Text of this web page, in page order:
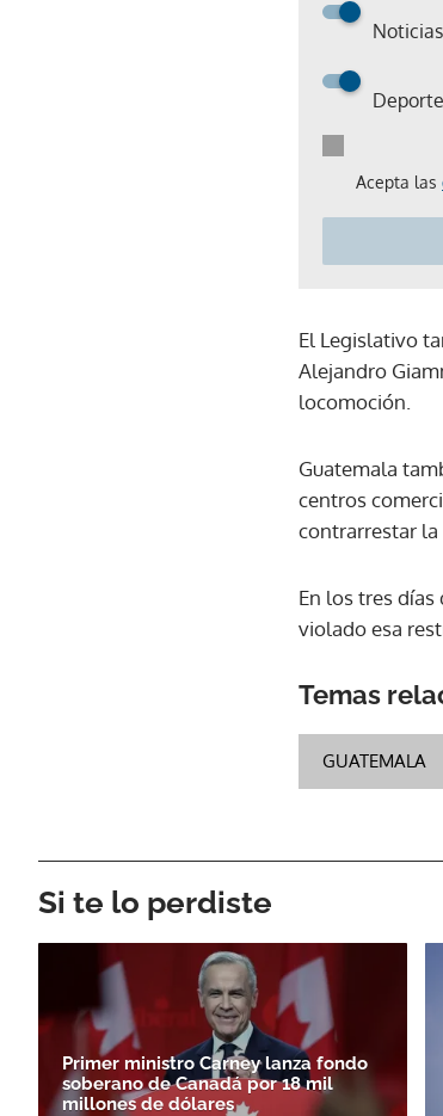
Noticias
Acepta las
El Legislativo
Alejandro
locomoción.
Guatemala
centros
contrarrestar la
En los tres
violado esa
Temas
GUATEMALA
Si te lo perdiste
Primer ministro Carney lanza fondo
soberano de Canadá por 18 mil
millones de dólares